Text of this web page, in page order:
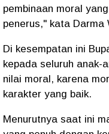
pembinaan moral
penerus," kata Darma
Di kesempatan ini
kepada seluruh anak-
nilai moral, karena
karakter yang baik.
Menurutnya saat ini